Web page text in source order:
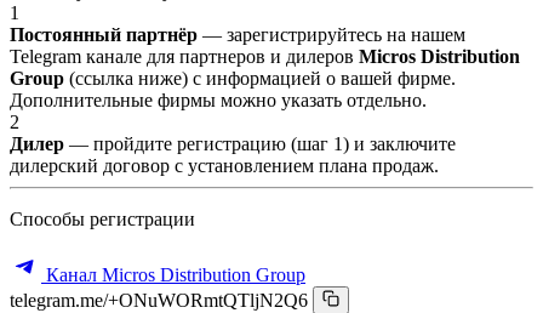
1
Постоянный партнёр — зарегистрируйтесь на нашем
Telegram канале для партнеров и дилеров Micros Distribution
Group (ссылка ниже) с информацией о вашей фирме.
Дополнительные фирмы можно указать отдельно.
2
Дилер — пройдите регистрацию (шаг 1) и заключите
дилерский договор с установлением плана продаж.
Способы регистрации
Канал Micros Distribution Group
telegram.me/+ONuWORmtQTljN2Q6